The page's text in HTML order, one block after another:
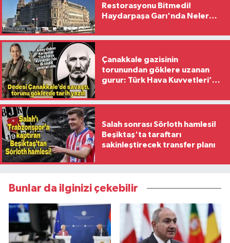
Restorasyonu Bitmedi!
Haydarpaşa Garı'nda Neler
Çanakkale gazisinin
torunundan göklere uzanan
gurur: Türk Hava Kuvvetleri’nin
Salah sonrası Sörloth hamlesi!
Beşiktaş'ta taraftarı
sakinleştirecek transfer planı
Bunlar da ilginizi çekebilir